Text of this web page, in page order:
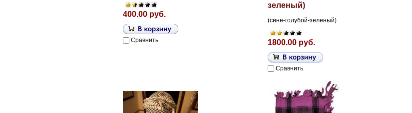
400.00 руб.
Сравнить
зеленый)
(сине-голубой-зеленый)
1800.00 руб.
Сравнить